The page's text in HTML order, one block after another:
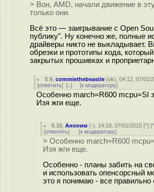
> Вон, AMD, начали движение в
только они.
Всё это — заигрывание с Open
публику". Ну конечно же, полные
драйверы никто не выкладывает.
обрезки и прототипы кода,
закрытых прошивках и
5.9 ,commiethebeastie (ok), 04:12, 07/01/
[ответить] [↓] [к модератору]
Особенно march=R600 mcpu=SI
Изя жги еще.
6.16 ,Аноним (-), 14:19, 07/01/2015 [^] [
[ответить] [к модератору]
> Особенно march=R600
Изя жги еще.
Особенно - планы забить на
и использовать опенсорсный
это я понимаю - все правильно